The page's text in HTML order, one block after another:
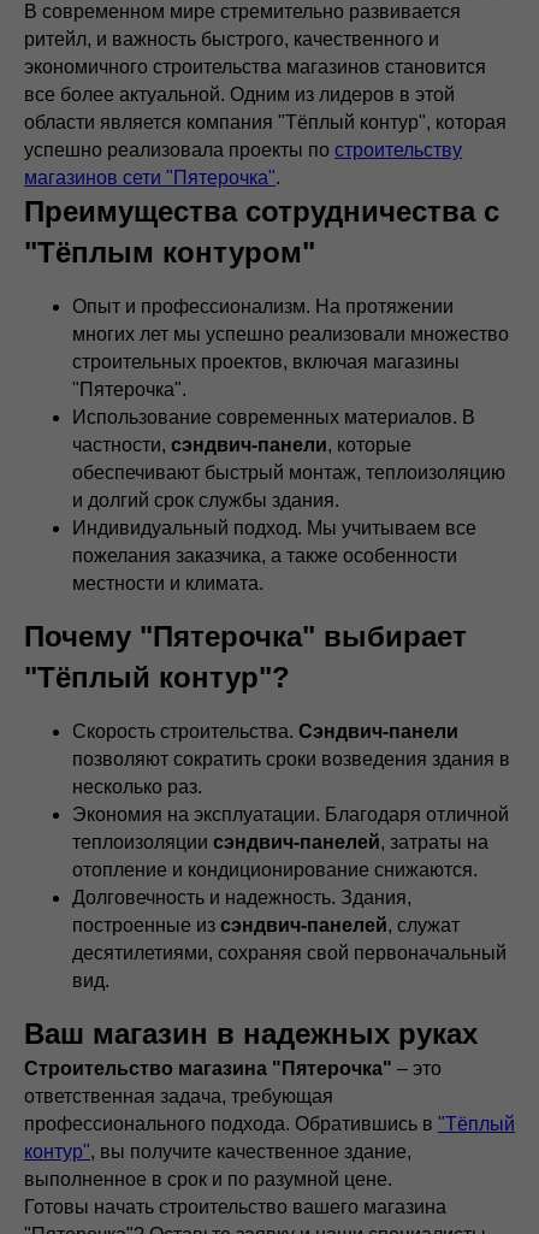
В современном мире стремительно развивается
ритейл, и важность быстрого, качественного и
экономичного строительства магазинов становится
все более актуальной. Одним из лидеров в этой
области является компания "Тёплый контур", которая
успешно реализовала проекты по строительству
магазинов сети "Пятерочка".
Преимущества сотрудничества с
"Тёплым контуром"
Опыт и профессионализм. На протяжении
многих лет мы успешно реализовали множество
строительных проектов, включая магазины
"Пятерочка".
Использование современных материалов. В
частности, сэндвич-панели, которые
обеспечивают быстрый монтаж, теплоизоляцию
и долгий срок службы здания.
Индивидуальный подход. Мы учитываем все
пожелания заказчика, а также особенности
местности и климата.
Почему "Пятерочка" выбирает
"Тёплый контур"?
Скорость строительства. Сэндвич-панели
позволяют сократить сроки возведения здания в
несколько раз.
Экономия на эксплуатации. Благодаря отличной
теплоизоляции сэндвич-панелей, затраты на
отопление и кондиционирование снижаются.
Долговечность и надежность. Здания,
построенные из сэндвич-панелей, служат
десятилетиями, сохраняя свой первоначальный
вид.
Ваш магазин в надежных руках
Строительство магазина "Пятерочка" – это
ответственная задача, требующая
профессионального подхода. Обратившись в "Тёплый
контур", вы получите качественное здание,
выполненное в срок и по разумной цене.
Готовы начать строительство вашего магазина